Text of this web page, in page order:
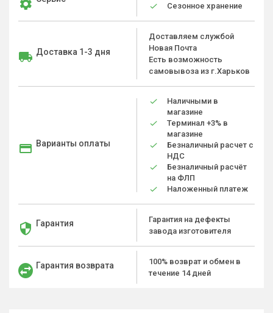
Сезонное хранение
Доставка 1-3 дня
Доставляем службой
Новая Почта
Есть возможность
самовывоза из г.Харьков
Варианты оплаты
Наличными в
магазине
Терминал +3% в
магазине
Безналичный расчет с
НДС
Безналичный расчёт
на ФЛП
Наложенный платеж
Гарантия
Гарантия на дефекты
завода изготовителя
Гарантия возврата
100% возврат и обмен в
течение 14 дней